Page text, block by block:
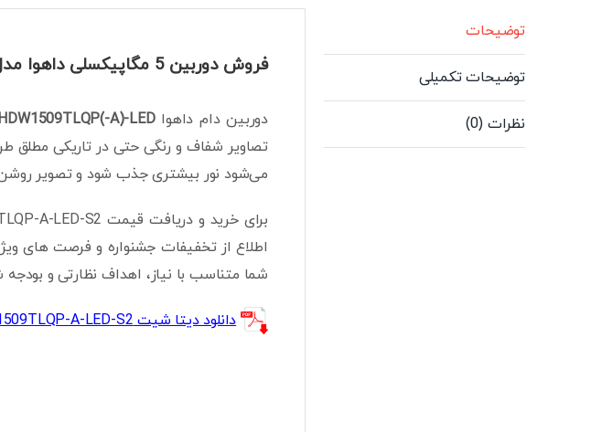
توضیحات
توضیحات تکمیلی
نظرات (0)
فروش دوربین 5 مگاپیکسلی داهوا مدل DH-HAC-HDW1509TLQP-A-LED-S2
دوربین دام داهوا DH-HAC-HDW1509TLQP(-A)-LED
تصاویر شفاف و رنگی حتی در تاریکی مطلق
می‌شود نور بیشتری جذب شود و تصویر
اطلاع از تخفیفات جشنواره و فرصت های
شما متناسب با نیاز، اهداف نظارتی و بودجه
دانلود دیتا شیت DH-HAC-HDW1509TLQP-A-LED-S2